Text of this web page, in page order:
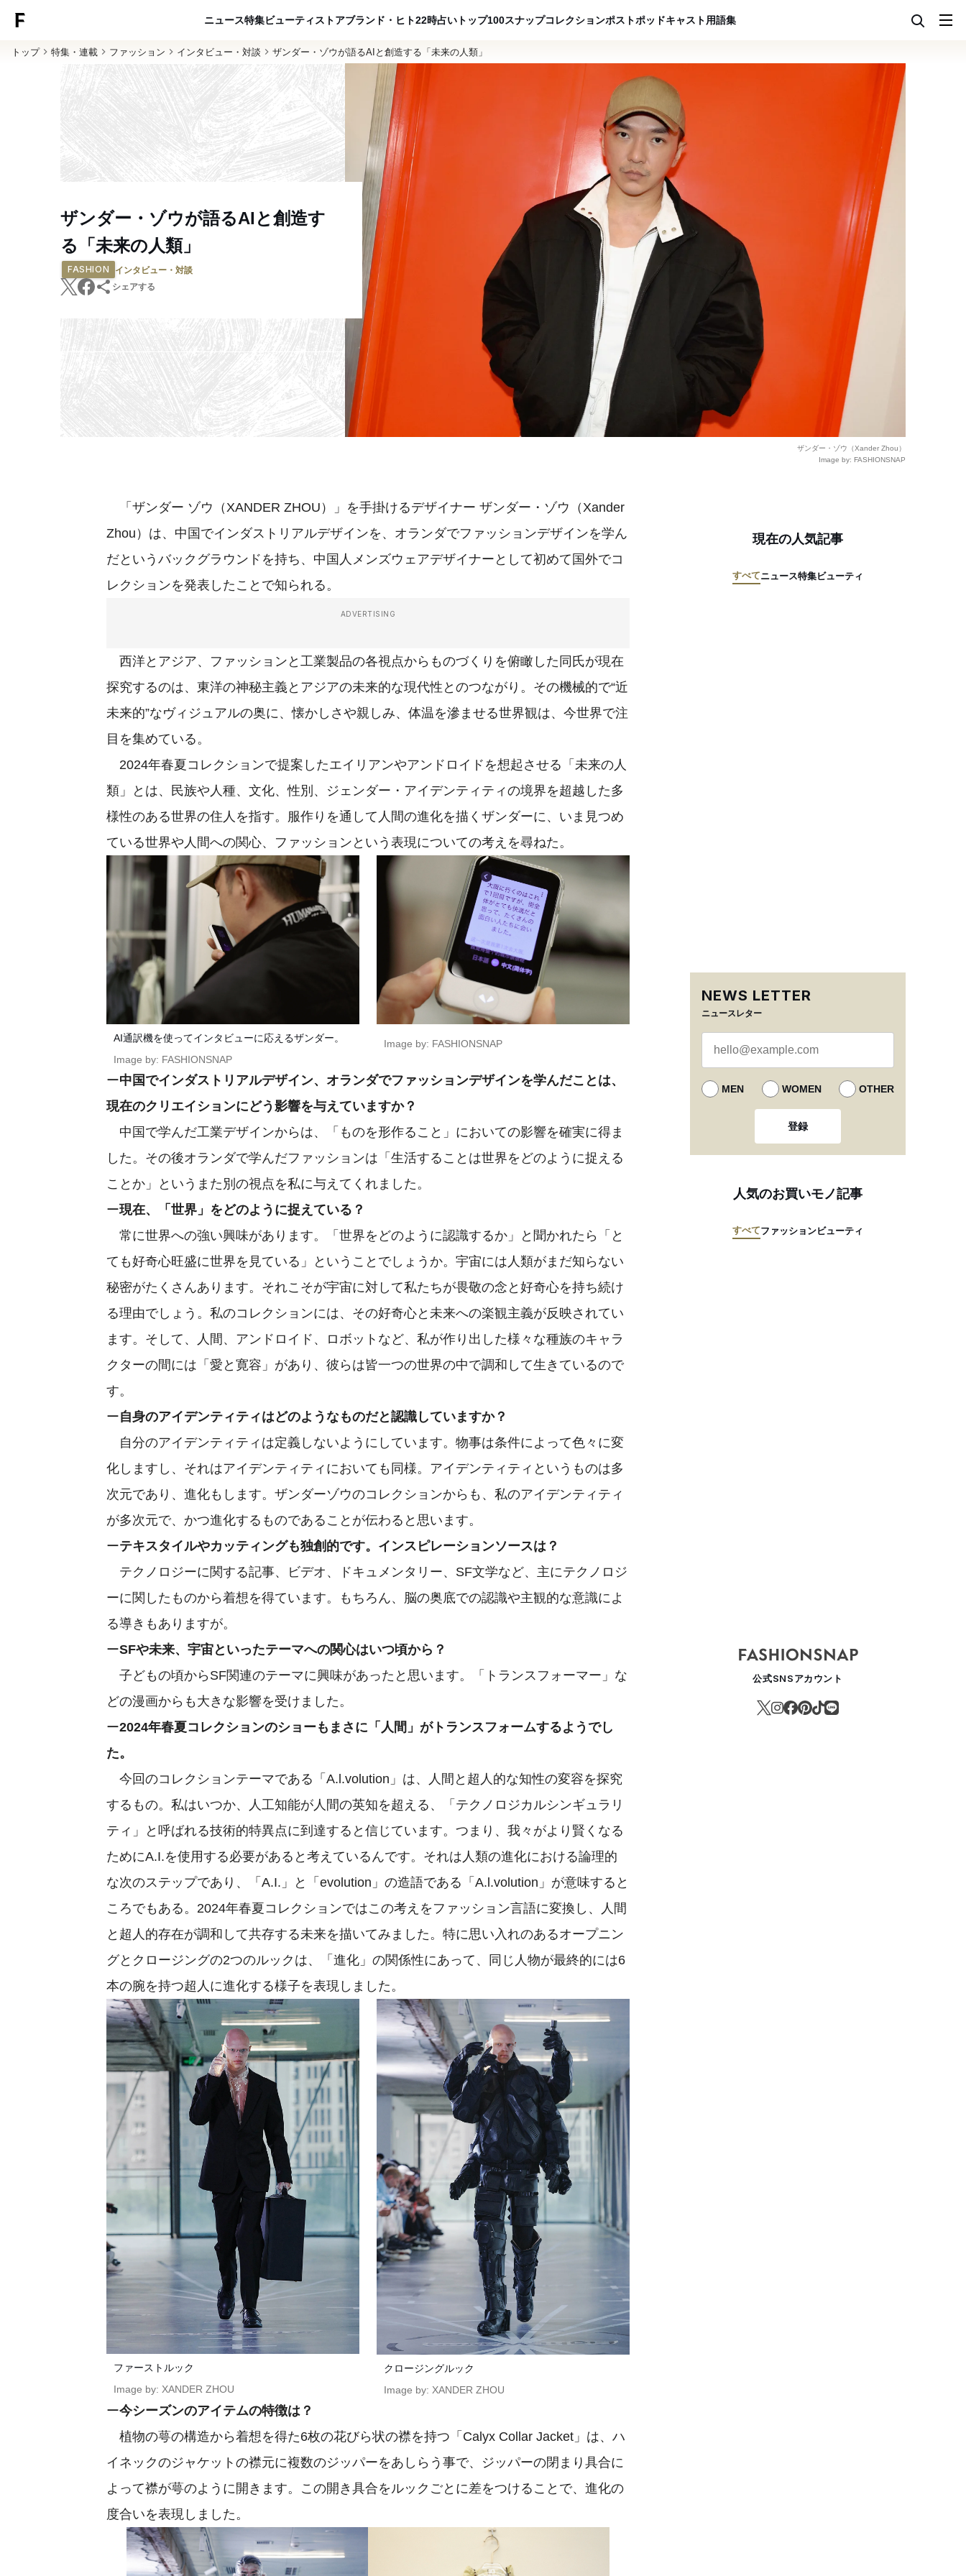
ニュース特集ビューティ ストアブランド・ヒト22時占い トップ100スナップコレクションポストポッドキャスト用語集
トップ 特集・連載 ファッション インタビュー・対談 ザンダー・ゾウが語るAIと創造する「未来の人類」
ザンダー・ゾウが語るAIと創造す
る「未来の人類」
FASHION
インタビュー・対談
シェアする
ザンダー・ゾウ（Xander Zhou）
Image by: FASHIONSNAP
「ザンダー ゾウ（XANDER ZHOU）」を手掛けるデザイナー ザンダー・ゾウ（Xander
Zhou）は、中国でインダストリアルデザインを、オランダでファッションデザインを学ん
だというバックグラウンドを持ち、中国人メンズウェアデザイナーとして初めて国外でコ
レクションを発表したことで知られる。
ADVERTISING
西洋とアジア、ファッションと工業製品の各視点からものづくりを俯瞰した同氏が現在
探究するのは、東洋の神秘主義とアジアの未来的な現代性とのつながり。その機械的で“近
未来的”なヴィジュアルの奥に、懐かしさや親しみ、体温を滲ませる世界観は、今世界で注
目を集めている。
2024年春夏コレクションで提案したエイリアンやアンドロイドを想起させる「未来の人
類」とは、民族や人種、文化、性別、ジェンダー・アイデンティティの境界を超越した多
様性のある世界の住人を指す。服作りを通して人間の進化を描くザンダーに、いま見つめ
ている世界や人間への関心、ファッションという表現についての考えを尋ねた。
AI通訳機を使ってインタビューに応えるザンダー。
Image by: FASHIONSNAP
Image by: FASHIONSNAP
ー中国でインダストリアルデザイン、オランダでファッションデザインを学んだことは、
現在のクリエイションにどう影響を与えていますか？
中国で学んだ工業デザインからは、「ものを形作ること」においての影響を確実に得ま
した。その後オランダで学んだファッションは「生活することは世界をどのように捉える
ことか」というまた別の視点を私に与えてくれました。
ー現在、「世界」をどのように捉えている？
常に世界への強い興味があります。「世界をどのように認識するか」と聞かれたら「と
ても好奇心旺盛に世界を見ている」ということでしょうか。宇宙には人類がまだ知らない
秘密がたくさんあります。それこそが宇宙に対して私たちが畏敬の念と好奇心を持ち続け
る理由でしょう。私のコレクションには、その好奇心と未来への楽観主義が反映されてい
ます。そして、人間、アンドロイド、ロボットなど、私が作り出した様々な種族のキャラ
クターの間には「愛と寛容」があり、彼らは皆一つの世界の中で調和して生きているので
す。
ー自身のアイデンティティはどのようなものだと認識していますか？
自分のアイデンティティは定義しないようにしています。物事は条件によって色々に変
化しますし、それはアイデンティティにおいても同様。アイデンティティというものは多
次元であり、進化もします。ザンダーゾウのコレクションからも、私のアイデンティティ
が多次元で、かつ進化するものであることが伝わると思います。
ーテキスタイルやカッティングも独創的です。インスピレーションソースは？
テクノロジーに関する記事、ビデオ、ドキュメンタリー、SF文学など、主にテクノロジ
ーに関したものから着想を得ています。もちろん、脳の奥底での認識や主観的な意識によ
る導きもありますが。
ーSFや未来、宇宙といったテーマへの関心はいつ頃から？
子どもの頃からSF関連のテーマに興味があったと思います。「トランスフォーマー」な
どの漫画からも大きな影響を受けました。
ー2024年春夏コレクションのショーもまさに「人間」がトランスフォームするようでし
た。
今回のコレクションテーマである「A.l.volution」は、人間と超人的な知性の変容を探究
するもの。私はいつか、人工知能が人間の英知を超える、「テクノロジカルシンギュラリ
ティ」と呼ばれる技術的特異点に到達すると信じています。つまり、我々がより賢くなる
ためにA.I.を使用する必要があると考えているんです。それは人類の進化における論理的
な次のステップであり、「A.I.」と「evolution」の造語である「A.l.volution」が意味すると
ころでもある。2024年春夏コレクションではこの考えをファッション言語に変換し、人間
と超人的存在が調和して共存する未来を描いてみました。特に思い入れのあるオープニン
グとクロージングの2つのルックは、「進化」の関係性にあって、同じ人物が最終的には6
本の腕を持つ超人に進化する様子を表現しました。
ファーストルック
Image by: XANDER ZHOU
クロージングルック
Image by: XANDER ZHOU
ー今シーズンのアイテムの特徴は？
植物の萼の構造から着想を得た6枚の花びら状の襟を持つ「Calyx Collar Jacket」は、ハ
イネックのジャケットの襟元に複数のジッパーをあしらう事で、ジッパーの閉まり具合に
よって襟が萼のように開きます。この開き具合をルックごとに差をつけることで、進化の
度合いを表現しました。
現在の人気記事
すべてニュース特集ビューティ
NEWS LETTER
ニュースレター
MEN WOMEN OTHER
登録
人気のお買いモノ記事
すべてファッションビューティ
公式SNSアカウント